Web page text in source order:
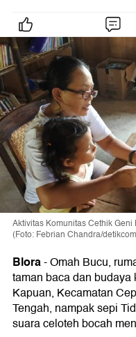
Aktivitas Komunitas Cethik
(Foto: Febrian Chandra/
Blora-Omah Bucu,
taman baca dan
Kapuan, Kecamatan
Tengah, nampak sepi
suara celoteh bocah